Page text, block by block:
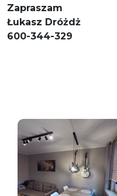
Zapraszam
Łukasz Dróżdż
600-344-329